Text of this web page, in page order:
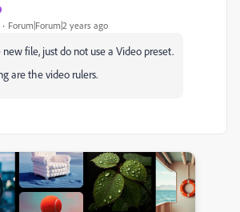
Forum|Forum|2 years ago
file, just do not use a Video preset.
are the video rulers.